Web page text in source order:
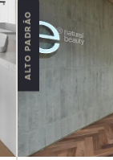
ALTO PADRÃO